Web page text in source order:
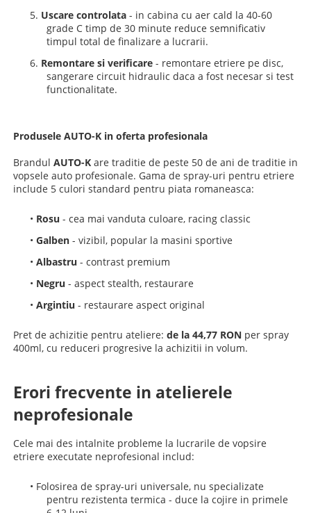
5. Uscare controlata - in cabina cu aer cald la 40-60
grade C timp de 30 minute reduce semnificativ
timpul total de finalizare a lucrarii.
6. Remontare si verificare - remontare etriere pe disc,
sangerare circuit hidraulic daca a fost necesar si test
functionalitate.
Produsele AUTO-K in oferta profesionala
Brandul AUTO-K are traditie de peste 50 de ani de traditie in
vopsele auto profesionale. Gama de spray-uri pentru etriere
include 5 culori standard pentru piata romaneasca:
• Rosu - cea mai vanduta culoare, racing classic
• Galben - vizibil, popular la masini sportive
• Albastru - contrast premium
• Negru - aspect stealth, restaurare
• Argintiu - restaurare aspect original
Pret de achizitie pentru ateliere: de la 44,77 RON per spray
400ml, cu reduceri progresive la achizitii in volum.
Erori frecvente in atelierele
neprofesionale
Cele mai des intalnite probleme la lucrarile de vopsire
etriere executate neprofesional includ:
• Folosirea de spray-uri universale, nu specializate
pentru rezistenta termica - duce la cojire in primele